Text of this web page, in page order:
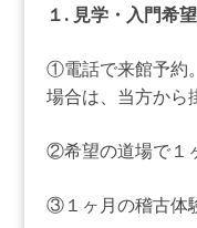
１. 見学・入門希
①電話で来館予約
場合は、当方から
②希望の道場で１
③１ヶ月の稽古体